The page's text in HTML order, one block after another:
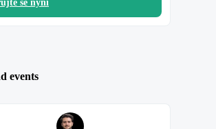
se nyní
events